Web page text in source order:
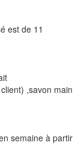
est de 11
,savon main
semaine à partir